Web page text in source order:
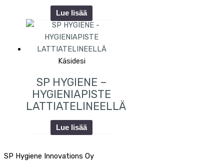
Lue lisää
Käsidesi
SP HYGIENE –
HYGIENIAPISTE
LATTIATELINEELLÄ
Lue lisää
SP Hygiene Innovations Oy